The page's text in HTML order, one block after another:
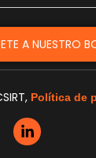
A NUESTRO
Política de